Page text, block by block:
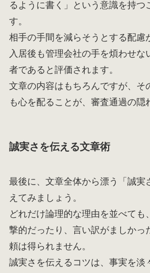
るように書く」という意識を持つ
す。
相手の手間を減らそうとする配慮
入居後も管理会社の手を煩わせな
者であると評価されます。
文章の内容はもちろんですが、そ
も心を配ることが、審査通過の隠
誠実さを伝える文章術
最後に、文章全体から漂う「誠実
えてみましょう。
どれだけ論理的な理由を並べても
撃的だったり、言い訳がましかっ
頼は得られません。
誠実さを伝えるコツは、事実を淡